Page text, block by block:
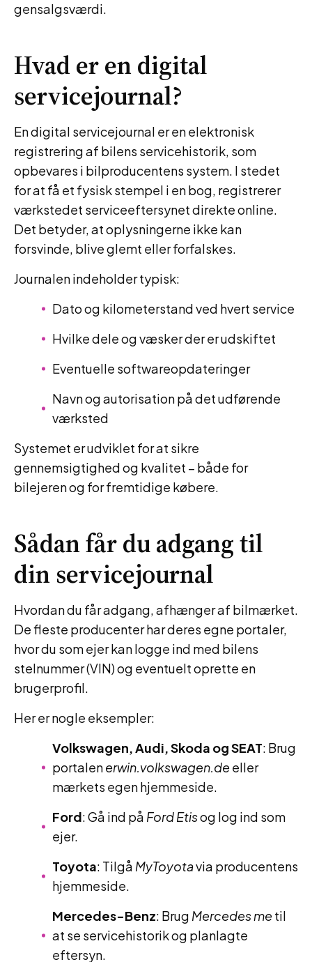
gensalgsværdi.
Hvad er en digital
servicejournal?
En digital servicejournal er en elektronisk
registrering af bilens servicehistorik, som
opbevares i bilproducentens system. I stedet
for at få et fysisk stempel i en bog, registrerer
værkstedet serviceeftersynet direkte online.
Det betyder, at oplysningerne ikke kan
forsvinde, blive glemt eller forfalskes.
Journalen indeholder typisk:
Dato og kilometerstand ved hvert service
Hvilke dele og væsker der er udskiftet
Eventuelle softwareopdateringer
Navn og autorisation på det udførende
værksted
Systemet er udviklet for at sikre
gennemsigtighed og kvalitet – både for
bilejeren og for fremtidige købere.
Sådan får du adgang til
din servicejournal
Hvordan du får adgang, afhænger af bilmærket.
De fleste producenter har deres egne portaler,
hvor du som ejer kan logge ind med bilens
stelnummer (VIN) og eventuelt oprette en
brugerprofil.
Her er nogle eksempler:
Volkswagen, Audi, Skoda og SEAT: Brug
portalenerwin.volkswagen.deeller
mærkets egen hjemmeside.
Ford: Gå ind på Ford Etisog log ind som
ejer.
Toyota: Tilgå MyToyotavia producentens
hjemmeside.
Mercedes-Benz: Brug Mercedes metil
at se servicehistorik og planlagte
eftersyn.